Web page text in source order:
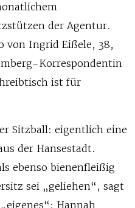
der Agentur.
von Ingrid Eißele, 38,
Korrespondentin
ist für
Sitzball: eigentlich eine
der Hansestadt.
ebenso bienenfleißig
sei „geliehen“, sagt
Hannah